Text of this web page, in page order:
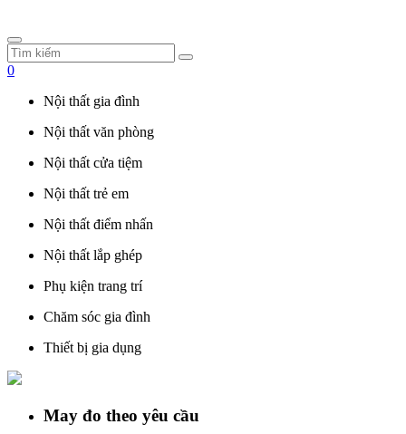
0
Nội thất gia đình
Nội thất văn phòng
Nội thất cửa tiệm
Nội thất trẻ em
Nội thất điểm nhấn
Nội thất lắp ghép
Phụ kiện trang trí
Chăm sóc gia đình
Thiết bị gia dụng
May đo theo yêu cầu